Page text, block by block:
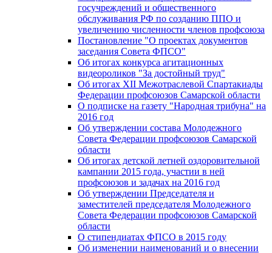
госучреждений и общественного
обслуживания РФ по созданию ППО и
увеличению численности членов профсоюза
Постановление "О проектах документов
заседания Совета ФПСО"
Об итогах конкурса агитационных
видеороликов "За достойный труд"
Об итогах XII Межотраслевой Спартакиады
Федерации профсоюзов Самарской области
О подписке на газету "Народная трибуна" на
2016 год
Об утверждении состава Молодежного
Совета Федерации профсоюзов Самарской
области
Об итогах детской летней оздоровительной
кампании 2015 года, участии в ней
профсоюзов и задачах на 2016 год
Об утверждении Председателя и
заместителей председателя Молодежного
Совета Федерации профсоюзов Самарской
области
О стипендиатах ФПСО в 2015 году
Об изменении наименований и о внесении